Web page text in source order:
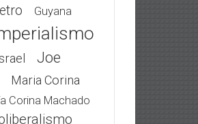
Guyana
Joe
Maria Corina
Corina Machado